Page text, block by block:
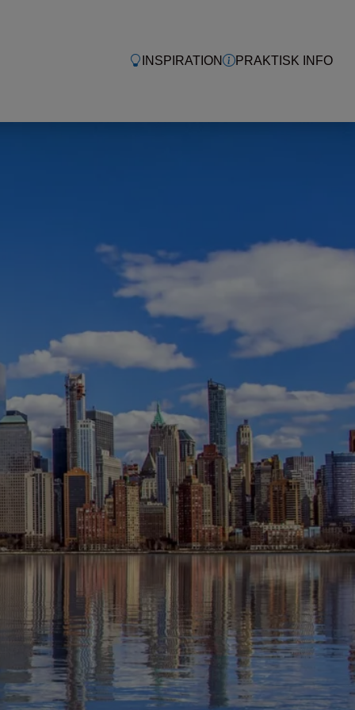
INSPIRATION PRAKTISK INFO